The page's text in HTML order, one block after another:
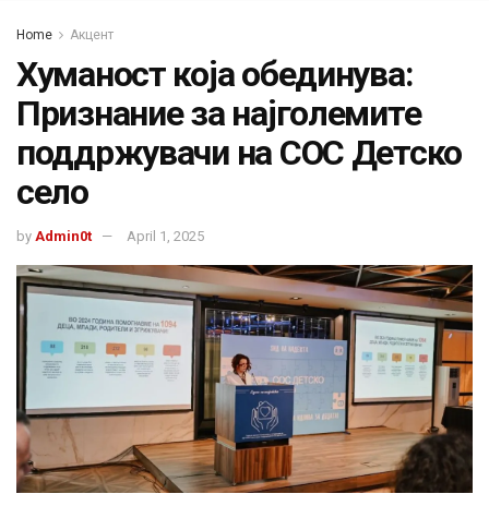
Home Акцент
Хуманост која обединува:
Признание за најголемите
поддржувачи на СОС Детско
село
by Admin0t April 1, 2025